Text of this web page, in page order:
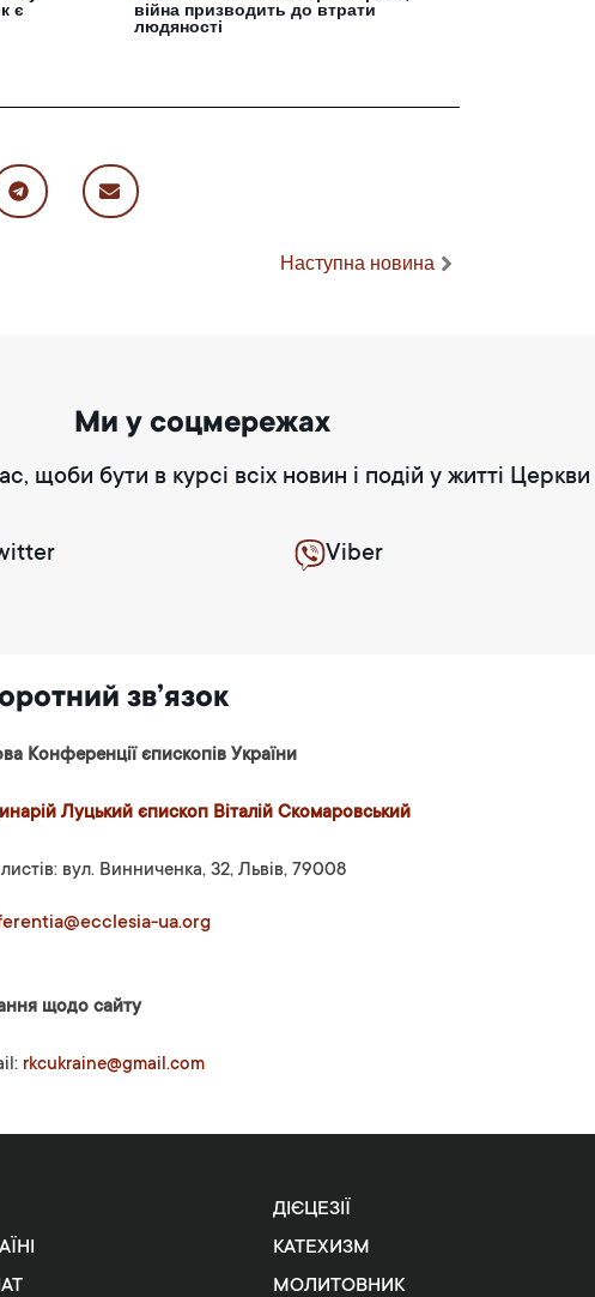
є
війна призводить до втрати
людяності
Наступна новина
Ми у соцмережах
щоби бути в курсі всіх новин і подій у житті Церкви
Viber
зв’язок
Конференції єпископів України
Луцький єпископ Віталій Скомаровський
вул. Винниченка, 32, Львів, 79008
ua.org
щодо сайту
rkcukraine@gmail.com
ДІЄЦЕЗІЇ
КАТЕХИЗМ
МОЛИТОВНИК